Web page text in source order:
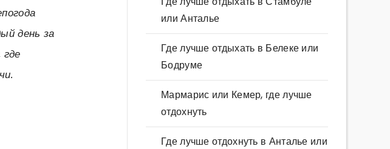
день за
или Анталье
Где лучше отдыхать в Белеке или
Бодруме
Мармарис или Кемер, где лучше
отдохнуть
Где лучше отдохнуть в Анталье или